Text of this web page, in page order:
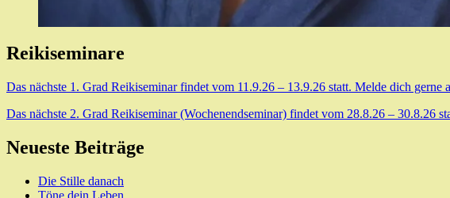
Reikiseminare
Das nächste 1. Grad Reikiseminar findet vom 11.9.26 – 13.9.26 statt. Melde dich gerne
Das nächste 2. Grad Reikiseminar (Wochenendseminar) findet vom 28.8.26 – 30.8.26
Neueste Beiträge
Die Stille danach
Töne dein Leben